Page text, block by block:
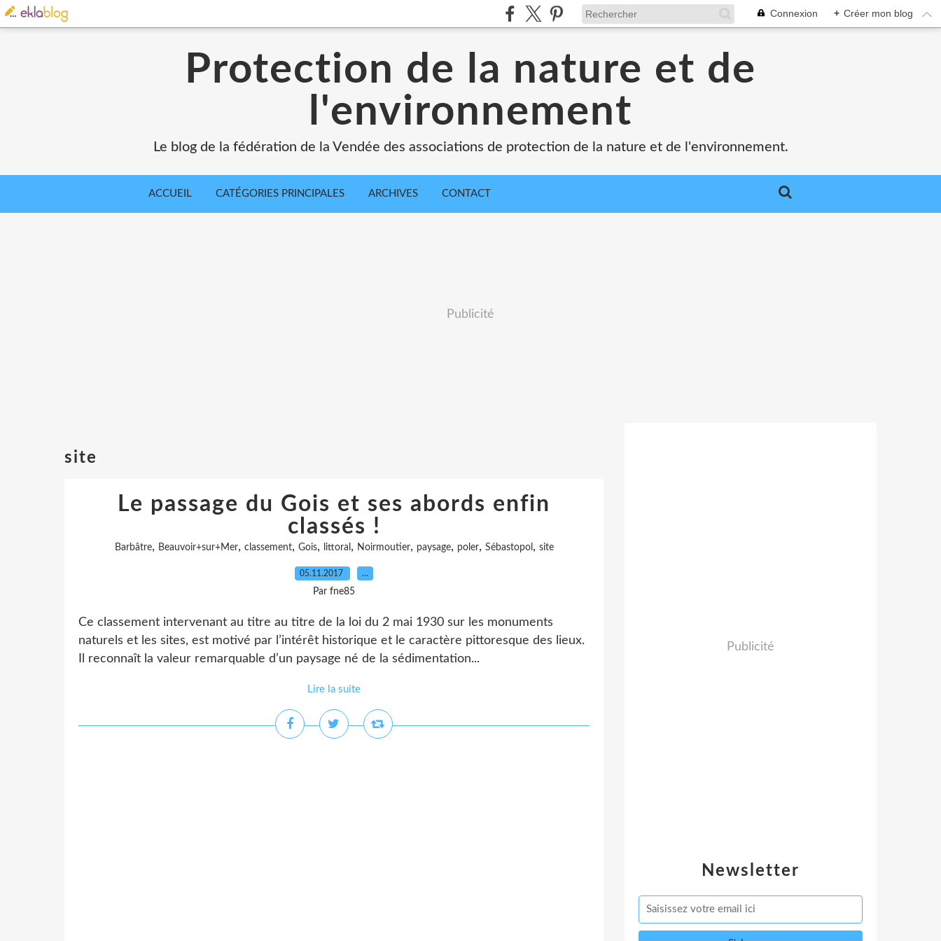
Connexion + Créer mon blog
Protection de la nature et de
l'environnement
Le blog de la fédération de la Vendée des associations de protection de la nature et de l'environnement.
ACCUEIL CATÉGORIES PRINCIPALES ARCHIVES CONTACT
Publicité
site
Le passage du Gois et ses abords enfin
classés !
Barbâtre, Beauvoir+sur+Mer, classement, Gois, littoral , Noirmoutier, paysage, poler, Sébastopol, site
05.11.2017 …
Par fne85
Ce classement intervenant au titre au titre de la loi du 2 mai 1930 sur les monuments
naturels et les sites, est motivé par l’intérêt historique et le caractère pittoresque des lieux.
Il reconnaît la valeur remarquable d’un paysage né de la sédimentation...
Lire la suite
Newsletter
Publicité